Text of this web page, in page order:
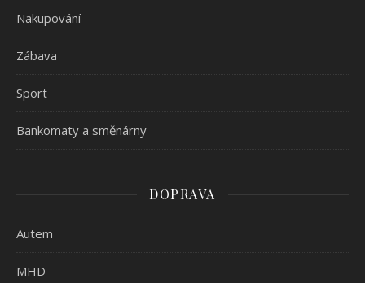
Nakupování
Zábava
Sport
Bankomaty a směnárny
DOPRAVA
Autem
MHD